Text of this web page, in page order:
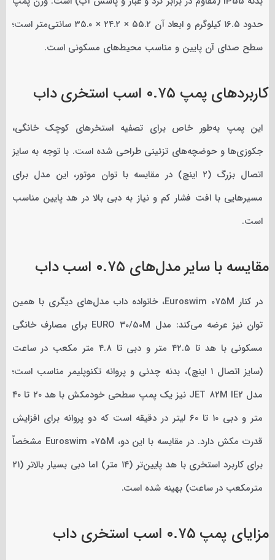
حدود ۱۶.۵ کیلوگرم و ابعاد آن ۵۵.۲ × ۲۴.۲ × ۳۵.۰ سانتی‌متر است؛
سطح صدای آن پایین و مناسب محیط‌های مسکونی است.
کاربردهای پمپ ۰.۷۵ اسب استخری داب
این پمپ به‌طور خاص برای تصفیه استخرهای کوچک خانگی،
جکوزی‌ها و حوضچه‌های تزئینی طراحی شده است. با توجه به سایز
اتصال بزرگ (۲ اینچ) در مقایسه با توان موتور، این مدل برای
مسیرهایی با افت فشار کم و نیاز به دبی بالا در هد پایین مناسب
است.
مقایسه با سایر مدل‌های ۰.۷۵ اسب داب
در کنار Euroswim 075M، خانواده داب مدل‌های دیگری با همین
توان نیز عرضه می‌کند: مدل EURO 30/50M برای مصارف خانگی
مسکونی با هد تا ۴۲.۵ متر و دبی تا ۴.۸ متر مکعب در ساعت
(سایز اتصال ۱ اینچ)، بدنه چدنی و پروانه تکنوپلیمر مناسب است؛
مدل JET 82M IE2 نیز یک پمپ سطحی خودمکش با هد ۲۰ تا ۴۰
متر و دبی ۱۰ تا ۶۰ لیتر در دقیقه است که دو پروانه برای افزایش
قدرت مکش دارد. در مقایسه با این دو، Euroswim 075M مشخصاً
برای کاربرد استخری با هد پایین‌تر (۱۴ متر) اما دبی بسیار بالاتر (۲۱
مترمکعب در ساعت) بهینه شده است.
مزایای پمپ ۰.۷۵ اسب استخری داب